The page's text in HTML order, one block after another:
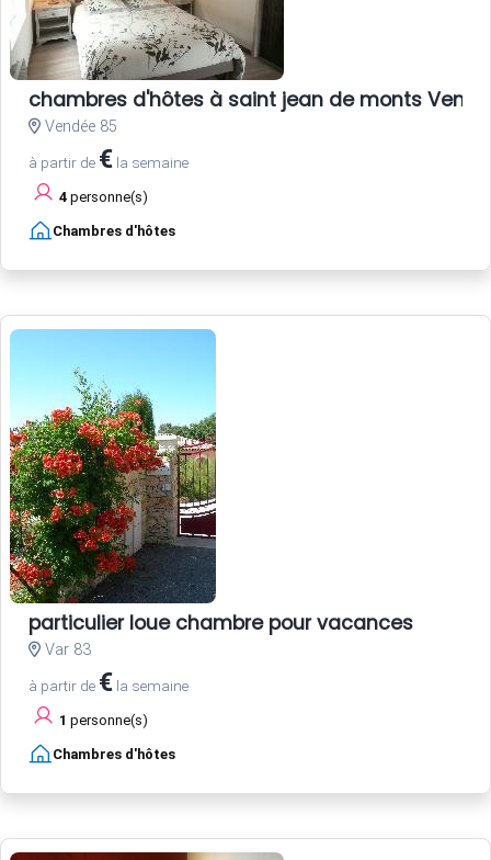
chambres d'hôtes à saint jean de monts
Vendée 85
à partir de € la semaine
4 personne(s)
Chambres d'hôtes
particulier loue chambre pour vacances
Var 83
à partir de € la semaine
1 personne(s)
Chambres d'hôtes